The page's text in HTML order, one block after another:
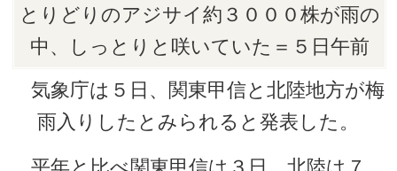
とりどりのアジサイ約３０００株が雨の
中、しっとりと咲いていた＝５日午前
気象庁は５日、関東甲信と北陸地方が梅
雨入りしたとみられると発表した。